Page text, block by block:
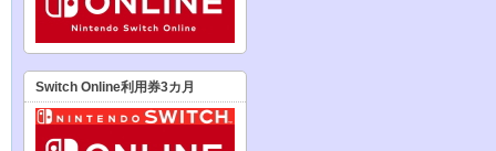
Switch Online利用券3カ月